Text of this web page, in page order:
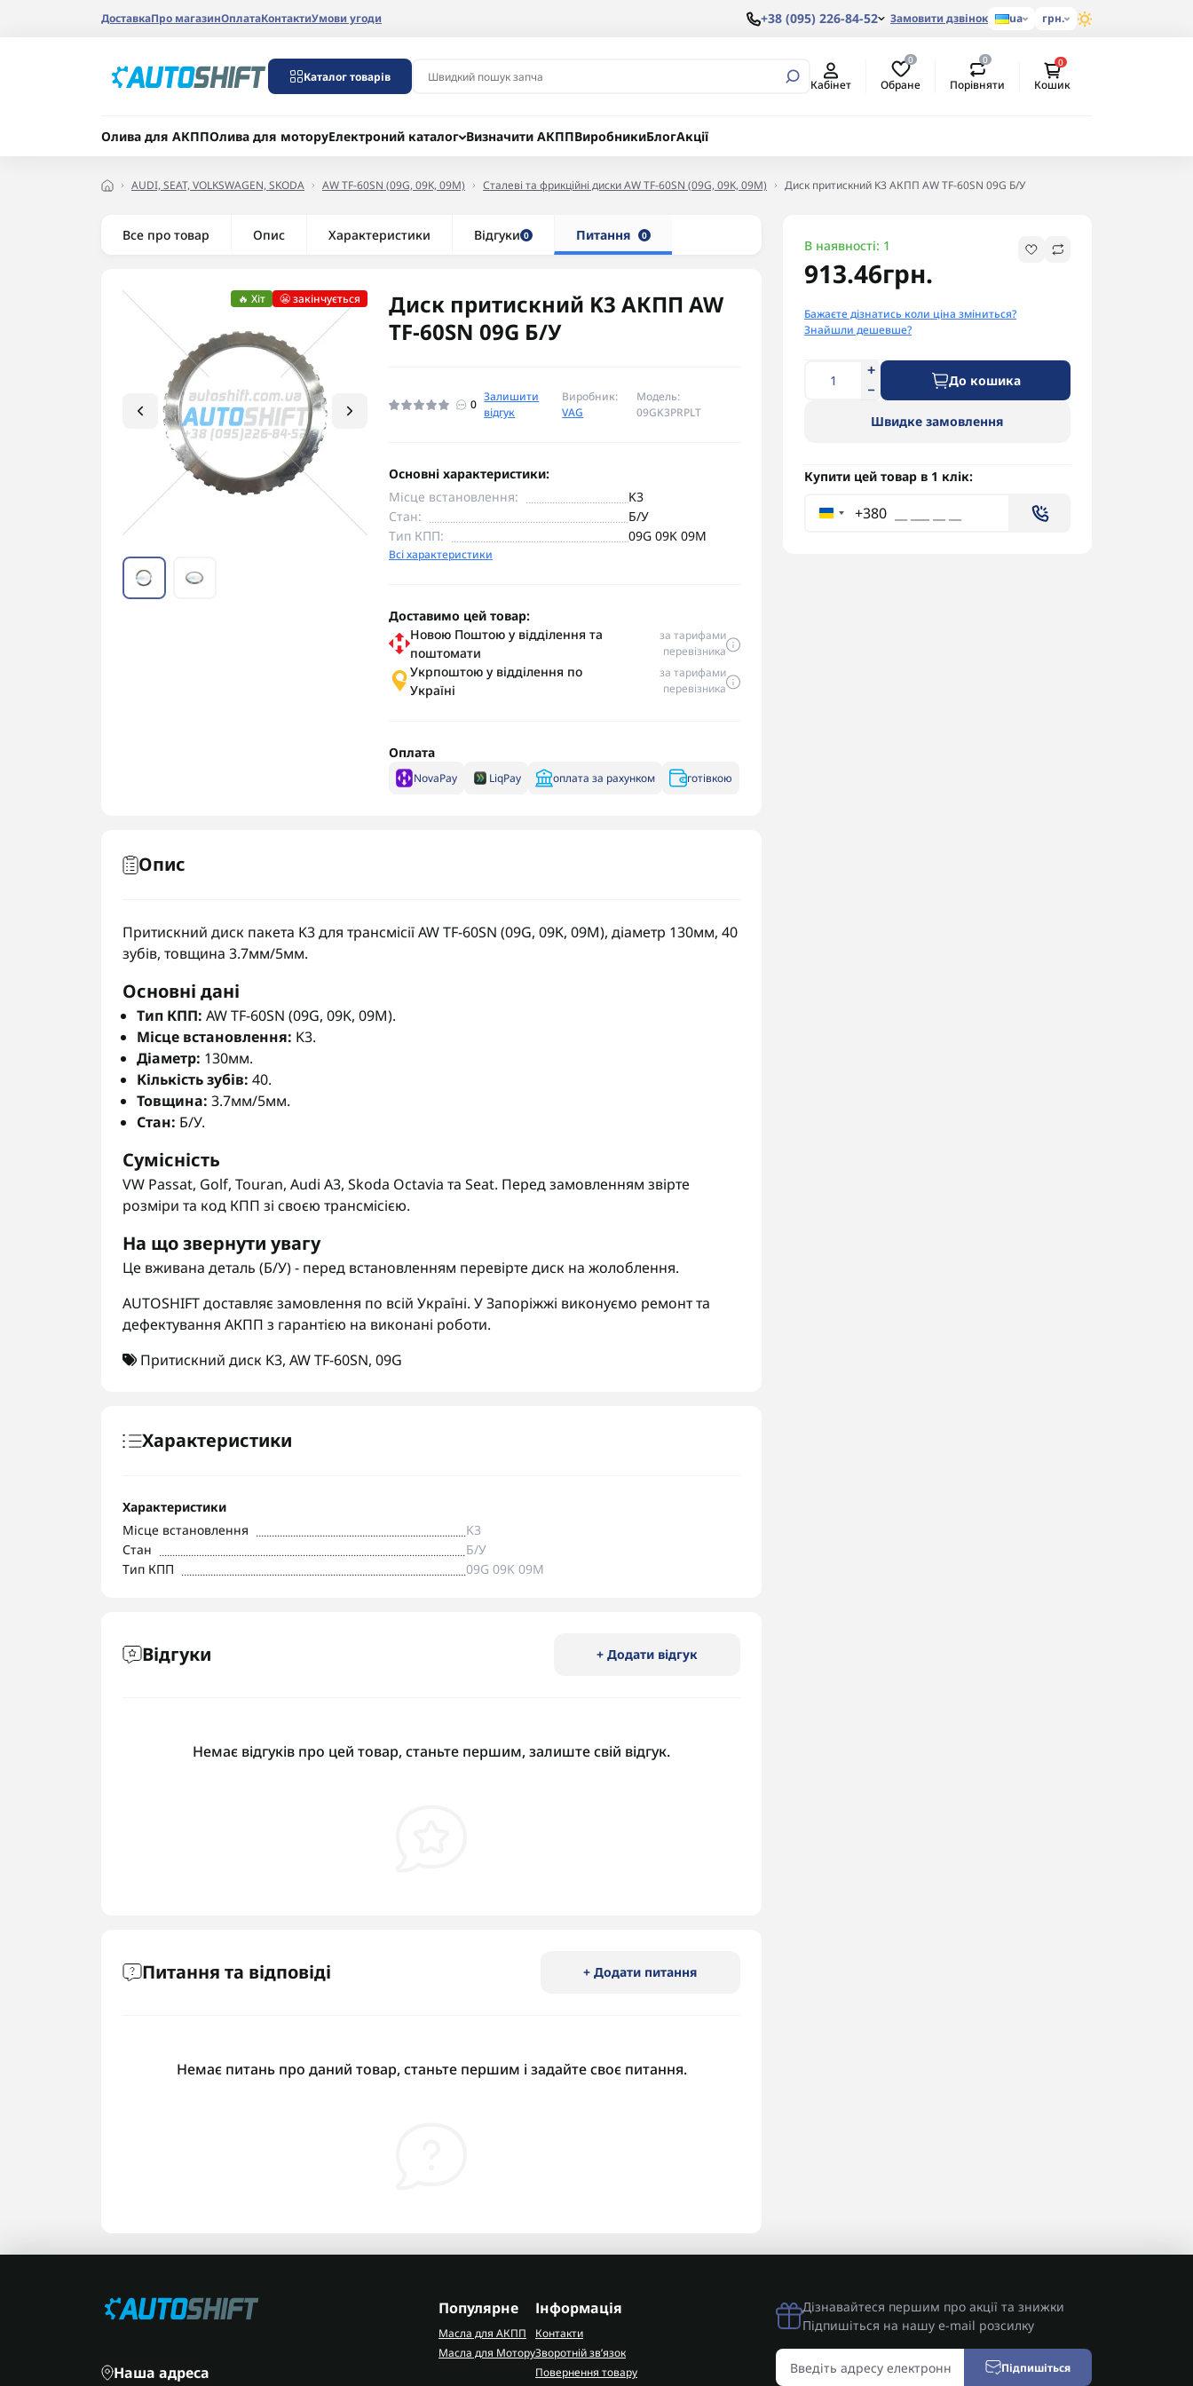
ДоставкаПро магазинОплатаКонтактиУмови угоди +38 (095) 226-84-52 Замовити дзвінок ua грн.
Каталог товарів
Кабінет
0
Обране
0
Порівняти
0
Кошик
Олива для АКППОлива для моторуЕлектроний каталог Визначити АКППВиробникиБлогАкції
AUDI, SEAT, VOLKSWAGEN, SKODA AW TF-60SN (09G, 09K, 09M) Сталеві та фрикційні диски AW TF-60SN (09G, 09K, 09M) Диск притискний K3 АКПП AW TF-60SN 09G Б/У
Все про товар Опис Характеристики Відгуки 0 Питання 0
🔥 Хіт 😬 закінчується
Диск притискний K3 АКПП AW
TF-60SN 09G Б/У
0
Залишити
відгук
Виробник:
VAG
Модель:
09GK3PRPLT
В наявності: 1
913.46грн.
Бажаєте дізнатись коли ціна зміниться?
Знайшли дешевше?
До кошика
Швидке замовлення
Купити цей товар в 1 клік:
+380
Основні характеристики:
Місце встановлення:
K3
Стан:
Б/У
Тип КПП:
09G 09K 09M
Всі характеристики
Доставимо цей товар:
Новою Поштою у відділення та
поштомати
за тарифами
перевізника
Укрпоштою у відділення по
Україні
за тарифами
перевізника
Оплата
NovaPay LiqPay оплата за рахунком готівкою
Опис
Притискний диск пакета K3 для трансмісії AW TF-60SN (09G, 09K, 09M), діаметр 130мм, 40
зубів, товщина 3.7мм/5мм.
Основні дані
Тип КПП: AW TF-60SN (09G, 09K, 09M).
Місце встановлення: K3.
Діаметр: 130мм.
Кількість зубів: 40.
Товщина: 3.7мм/5мм.
Стан: Б/У.
Сумісність
VW Passat, Golf, Touran, Audi A3, Skoda Octavia та Seat. Перед замовленням звірте
розміри та код КПП зі своєю трансмісією.
На що звернути увагу
Це вживана деталь (Б/У) - перед встановленням перевірте диск на жолоблення.
AUTOSHIFT доставляє замовлення по всій Україні. У Запоріжжі виконуємо ремонт та
дефектування АКПП з гарантією на виконані роботи.
Притискний диск K3, AW TF-60SN, 09G
Характеристики
Характеристики
Місце встановлення
K3
Стан
Б/У
Тип КПП
09G 09K 09M
Відгуки + Додати відгук
Немає відгуків про цей товар, станьте першим, залиште свій відгук.
Питання та відповіді + Додати питання
Немає питань про даний товар, станьте першим і задайте своє питання.
Наша адреса
Популярне
Масла для АКПП
Масла для Мотору
Інформація
Контакти
Зворотній зв’язок
Повернення товару
Дізнавайтеся першим про акції та знижки
Підпишіться на нашу e-mail розсилку
Підпишіться